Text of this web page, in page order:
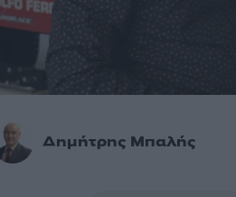
Δημήτρης Μπαλής